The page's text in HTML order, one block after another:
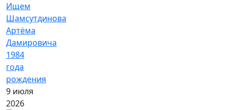
Ищем
Шамсутдинова
Артёма
Дамировича
1984
года
рождения
9 июля
2026